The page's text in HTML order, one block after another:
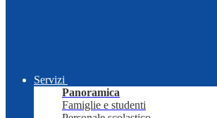
Servizi
Panoramica
Famiglie e studenti